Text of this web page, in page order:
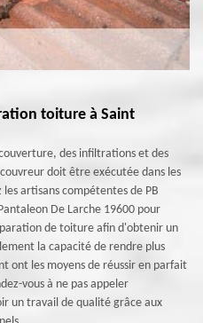
toiture à Saint
des infiltrations et des
doit être exécutée dans les
artisans compétentes de PB
De Larche 19600 pour
de toiture afin d'obtenir un
la capacité de rendre plus
ont les moyens de réussir en parfait
vous à ne pas appeler
un travail de qualité grâce aux